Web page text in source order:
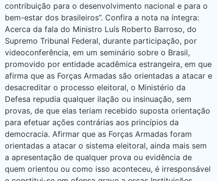
contribuição para o desenvolvimento nacional e para o
bem-estar dos brasileiros”. Confira a nota na íntegra:
Acerca da fala do Ministro Luís Roberto Barroso, do
Supremo Tribunal Federal, durante participação, por
videoconferência, em um seminário sobre o Brasil,
promovido por entidade acadêmica estrangeira, em que
afirma que as Forças Armadas são orientadas a atacar e
desacreditar o processo eleitoral, o Ministério da
Defesa repudia qualquer ilação ou insinuação, sem
provas, de que elas teriam recebido suposta orientação
para efetuar ações contrárias aos princípios da
democracia. Afirmar que as Forças Armadas foram
orientadas a atacar o sistema eleitoral, ainda mais sem
a apresentação de qualquer prova ou evidência de
quem orientou ou como isso aconteceu, é irresponsável